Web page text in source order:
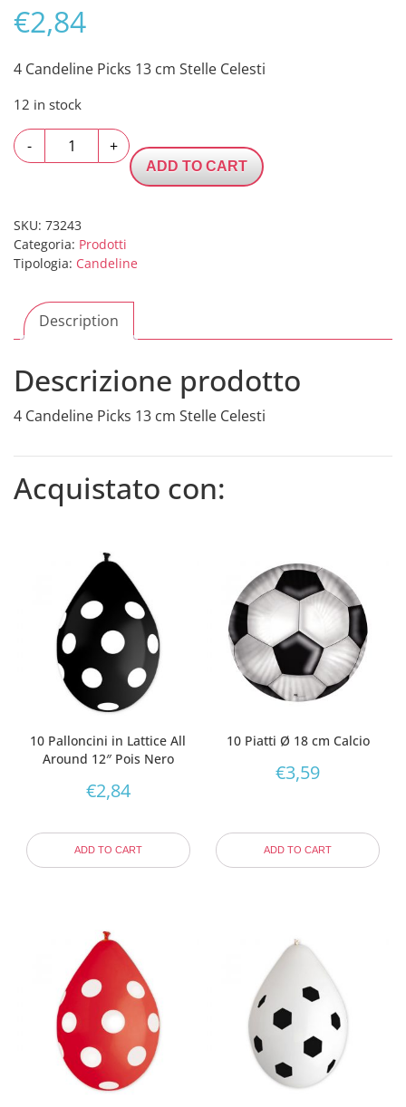
€2,84
4 Candeline Picks 13 cm Stelle Celesti
12 in stock
-
Candeline
cm
Stelle
Celesti
+
ADD TO CART
SKU: 73243
Categoria: Prodotti
Tipologia: Candeline
Description
Descrizione prodotto
4 Candeline Picks 13 cm Stelle Celesti
Acquistato con:
10 Palloncini in Lattice All
Around 12″ Pois Nero
€2,84
ADD TO CART
10 Piatti Ø 18 cm Calcio
€3,59
ADD TO CART